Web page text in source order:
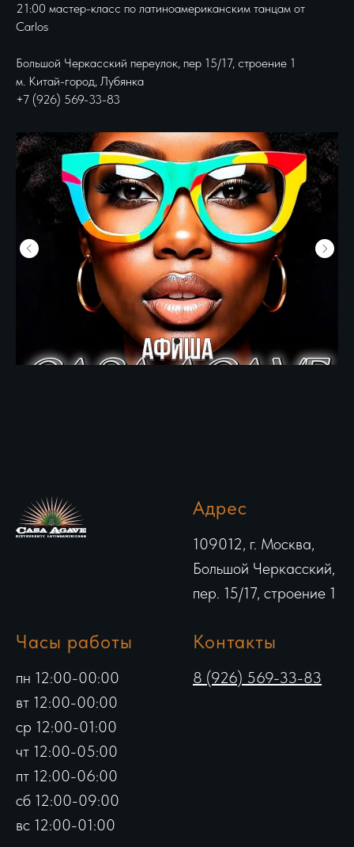
21:00 мастер-класс по латиноамериканским танцам от
Carlos
Большой Черкасский переулок, пер 15/17, строение 1
м. Китай-город, Лубянка
+7 (926) 569-33-83
Адрес
109012, г. Москва,
Большой Черкасский,
пер. 15/17, строение 1
Часы работы
пн 12:00-00:00
вт 12:00-00:00
ср 12:00-01:00
чт 12:00-05:00
пт 12:00-06:00
сб 12:00-09:00
вс 12:00-01:00
Контакты
8 (926) 569-33-83